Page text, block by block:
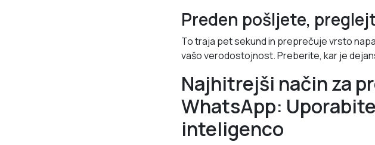
Preden pošljete,
To traja pet sekund in preprečuje vrsto
vašo verodostojnost. Preberite, kar je
Najhitrejši način za
WhatsApp:
inteligenco